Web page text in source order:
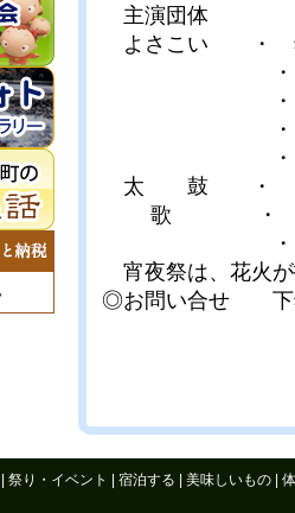
主演団体
よさこい ・
・ 福島学
・ 福島学
・ 桜家一
・ 会津
太 鼓 ・ 山木
歌 ・ ナ
・ 會凜鶴
宵夜祭は、花火
◎お問い合せ 下
祭り・イベント 宿泊する 美味しいもの